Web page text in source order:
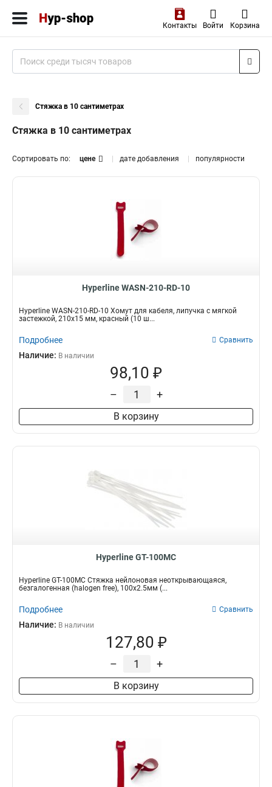
Контакты Войти Корзина
Стяжка в 10 сантиметрах
Стяжка в 10 сантиметрах
Сортировать по: цене дате добавления популярности
Hyperline WASN-210-RD-10
Hyperline WASN-210-RD-10 Хомут для кабеля, липучка с мягкой
застежкой, 210x15 мм, красный (10 ш...
Подробнее Сравнить
Наличие: В наличии
98,10 ₽
– +
В корзину
Hyperline GT-100MC
Hyperline GT-100MC Стяжка нейлоновая неоткрывающаяся,
безгалогенная (halogen free), 100x2.5мм (...
Подробнее Сравнить
Наличие: В наличии
127,80 ₽
– +
В корзину